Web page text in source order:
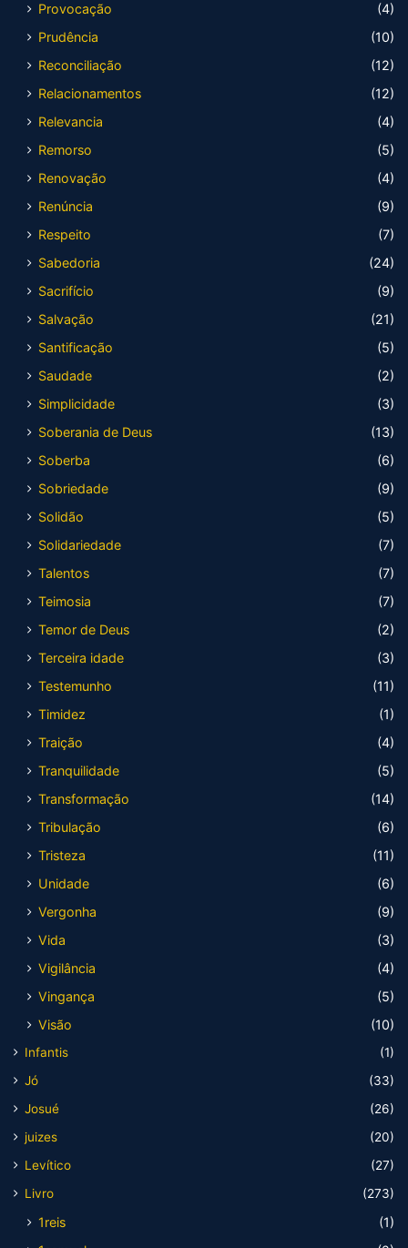
Provocação
(4)
Prudência
(10)
Reconciliação
(12)
Relacionamentos
(12)
Relevancia
(4)
Remorso
(5)
Renovação
(4)
Renúncia
(9)
Respeito
(7)
Sabedoria
(24)
Sacrifício
(9)
Salvação
(21)
Santificação
(5)
Saudade
(2)
Simplicidade
(3)
Soberania de Deus
(13)
Soberba
(6)
Sobriedade
(9)
Solidão
(5)
Solidariedade
(7)
Talentos
(7)
Teimosia
(7)
Temor de Deus
(2)
Terceira idade
(3)
Testemunho
(11)
Timidez
(1)
Traição
(4)
Tranquilidade
(5)
Transformação
(14)
Tribulação
(6)
Tristeza
(11)
Unidade
(6)
Vergonha
(9)
Vida
(3)
Vigilância
(4)
Vingança
(5)
Visão
(10)
Infantis
(1)
Jó
(33)
Josué
(26)
juizes
(20)
Levítico
(27)
Livro
(273)
1reis
(1)